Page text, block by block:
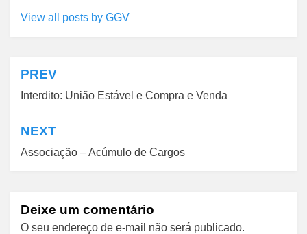
View all posts by GGV
Navegação
de
Post
PREV
Interdito: União Estável e Compra e Venda
NEXT
Associação – Acúmulo de Cargos
Deixe um comentário
O seu endereço de e-mail não será publicado.